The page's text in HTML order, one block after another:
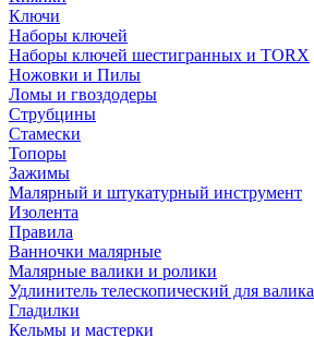
Ключи
Наборы ключей
Наборы ключей шестигранных и TORX
Ножовки и Пилы
Ломы и гвоздодеры
Струбцины
Стамески
Топоры
Зажимы
Малярный и штукатурный инструмент
Изолента
Правила
Ванночки малярные
Малярные валики и ролики
Удлинитель телескопический для валика
Гладилки
Кельмы и мастерки